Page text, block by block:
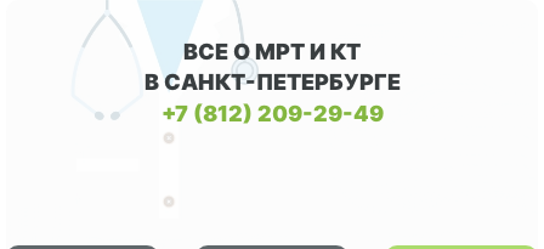
ВСЕ О МРТ И КТ
В САНКТ-ПЕТЕРБУРГЕ
+7 (812) 209-29-49